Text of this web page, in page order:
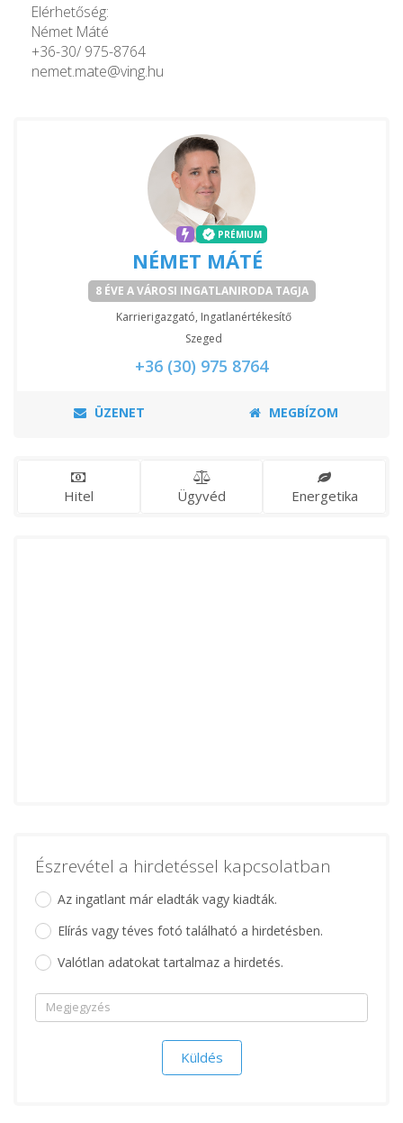
Elérhetőség:
Német Máté
+36-30/ 975-8764
nemet.mate@ving.hu
PRÉMIUM
NÉMET MÁTÉ
8 ÉVE A VÁROSI INGATLANIRODA TAGJA
Karrierigazgató, Ingatlanértékesítő
Szeged
+36 (30) 975 8764
ÜZENET MEGBÍZOM
Hitel Ügyvéd Energetika
Észrevétel a hirdetéssel kapcsolatban
Az ingatlant már eladták vagy kiadták.
Elírás vagy téves fotó található a hirdetésben.
Valótlan adatokat tartalmaz a hirdetés.